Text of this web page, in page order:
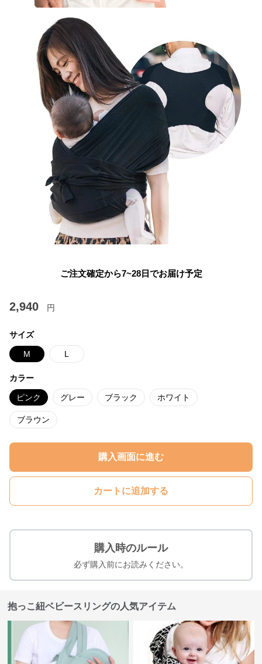
ご注文確定から7~28日でお届け予定
2,940 円
サイズ
M L
カラー
ピンク グレー ブラック ホワイト
ブラウン
購入画面に進む
カートに追加する
購入時のルール
必ず購入前にお読みください。
抱っこ紐ベビースリングの人気アイテム